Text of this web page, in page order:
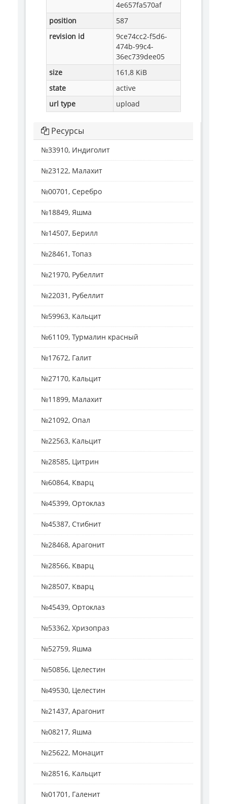
4e657fa570af
position
587
revision id
9ce74cc2-f5d6-
474b-99c4-
36ec739dee05
size
161,8 KiB
state
active
url type
upload
Ресурсы
№33910, Индиголит
№23122, Малахит
№00701, Серебро
№18849, Яшма
№14507, Берилл
№28461, Топаз
№21970, Рубеллит
№22031, Рубеллит
№59963, Кальцит
№61109, Турмалин красный
№17672, Галит
№27170, Кальцит
№11899, Малахит
№21092, Опал
№22563, Кальцит
№28585, Цитрин
№60864, Кварц
№45399, Ортоклаз
№45387, Стибнит
№28468, Арагонит
№28566, Кварц
№28507, Кварц
№45439, Ортоклаз
№53362, Хризопраз
№52759, Яшма
№50856, Целестин
№49530, Целестин
№21437, Арагонит
№08217, Яшма
№25622, Монацит
№28516, Кальцит
№01701, Галенит